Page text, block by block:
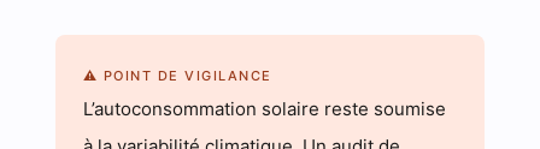
⚠ POINT DE VIGILANCE
L’autoconsommation solaire reste soumise